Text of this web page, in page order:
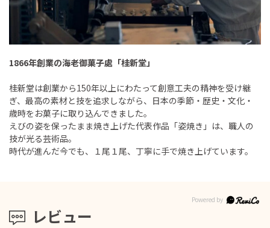
1866年創業の海老御菓子處「桂新堂」
桂新堂は創業から150年以上にわたって創意工夫の精神を受け継
ぎ、最高の素材と技を追求しながら、日本の季節・歴史・文化・
歳時をお菓子に取り込んできました。
えびの姿を保ったまま焼き上げた代表作品「姿焼き」は、職人の
技が光る芸術品。
時代が進んだ今でも、１尾１尾、丁寧に手で焼き上げています。
レビュー